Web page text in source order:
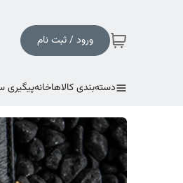
ورود / ثبت نام
دسته‌بندی کالاهاخانهپیگیری